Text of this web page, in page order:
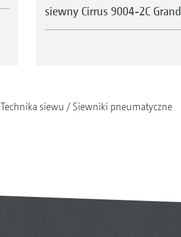
siewny Cirrus 9004-2C Grand
Technika siewu Siewniki pneumatyczne